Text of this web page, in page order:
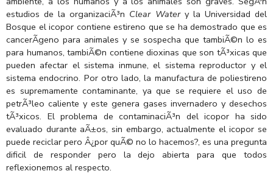
estudios de la organizaciÃ³n Clear Watery la Universidad del
Bosque el icopor contiene estireno que se ha demostrado que es
cancerÃ­geno para animales y se sospecha que tambiÃ©n lo es
para humanos, tambiÃ©n contiene dioxinas que son tÃ³xicas que
pueden afectar el sistema inmune, el sistema reproductor y el
sistema endocrino. Por otro lado, la manufactura de poliestireno
es supremamente contaminante, ya que se requiere el uso de
petrÃ³leo caliente y este genera gases invernadero y desechos
tÃ³xicos. El problema de contaminaciÃ³n del icopor ha sido
evaluado durante aÃ±os, sin embargo, actualmente el icopor se
puede reciclar pero Â¿por quÃ© no lo hacemos?, es una pregunta
dificil de responder pero la dejo abierta para que todos
reflexionemos al respecto.